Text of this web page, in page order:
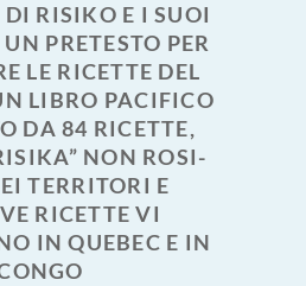
RISIKO E I SUOI
PRETESTO PER
LE RICETTE DEL
LIBRO PACIFICO
DA 84 RICETTE,
NON ROSI-
TERRITORI E
RICETTE VI
IN QUEBEC E IN